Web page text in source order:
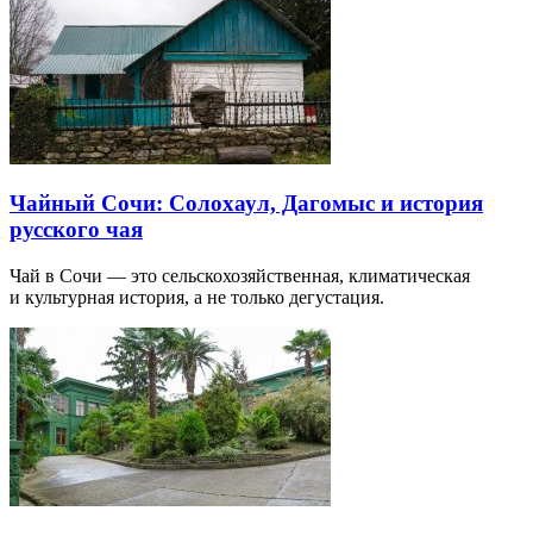
Чайный Сочи: Солохаул, Дагомыс и история
русского чая
Чай в Сочи — это сельскохозяйственная, климатическая
и культурная история, а не только дегустация.